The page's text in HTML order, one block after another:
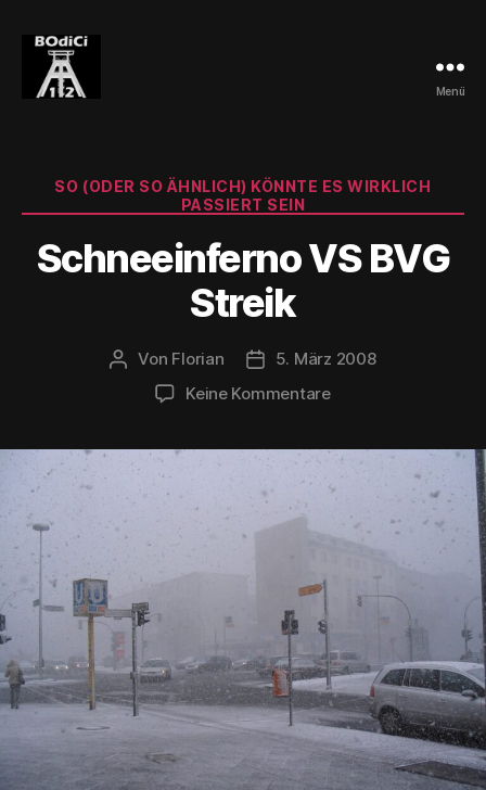
Menü
Kategorien
SO (ODER SO ÄHNLICH) KÖNNTE ES WIRKLICH
PASSIERT SEIN
Schneeinferno VS BVG
Streik
Beitragsautor
Von Florian Veröffentlichungsdatum
5. März 2008
Keine Kommentarezu
BVG
Streik